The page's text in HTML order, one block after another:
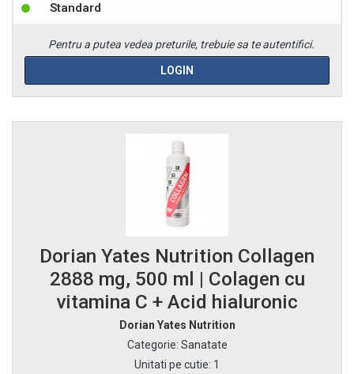
Standard
Pentru a putea vedea preturile, trebuie sa te autentifici.
LOGIN
Dorian Yates Nutrition Collagen
2888 mg, 500 ml | Colagen cu
vitamina C + Acid hialuronic
Dorian Yates Nutrition
Categorie: Sanatate
Unitati pe cutie: 1